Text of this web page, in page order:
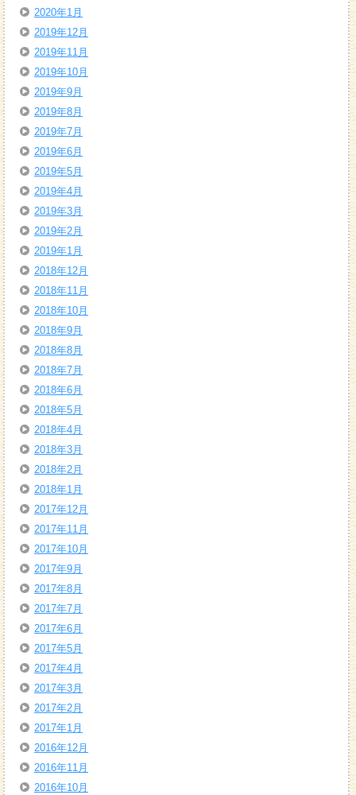
2020年1月
2019年12月
2019年11月
2019年10月
2019年9月
2019年8月
2019年7月
2019年6月
2019年5月
2019年4月
2019年3月
2019年2月
2019年1月
2018年12月
2018年11月
2018年10月
2018年9月
2018年8月
2018年7月
2018年6月
2018年5月
2018年4月
2018年3月
2018年2月
2018年1月
2017年12月
2017年11月
2017年10月
2017年9月
2017年8月
2017年7月
2017年6月
2017年5月
2017年4月
2017年3月
2017年2月
2017年1月
2016年12月
2016年11月
2016年10月